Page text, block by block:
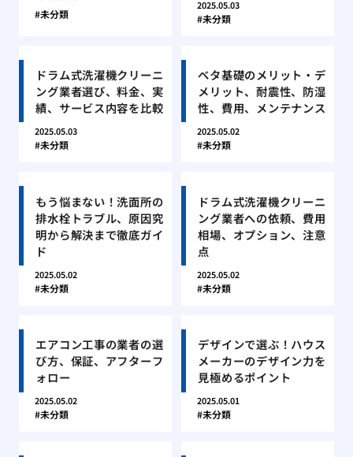
未分類
2025.05.03
未分類
ドラム式洗濯機クリーニ
ング業者選び、料金、実
績、サービス内容を比較
2025.05.03
未分類
ベタ基礎のメリット・デ
メリット、耐震性、防湿
性、費用、メンテナンス
2025.05.02
未分類
もう悩まない！洗面所の
排水栓トラブル、原因究
明から解決まで徹底ガイ
ド
2025.05.02
未分類
ドラム式洗濯機クリーニ
ング業者への依頼、費用
相場、オプション、注意
点
2025.05.02
未分類
エアコン工事の業者の選
び方、保証、アフターフ
ォロー
2025.05.02
未分類
デザインで選ぶ！ハウス
メーカーのデザイン力を
見極めるポイント
2025.05.01
未分類